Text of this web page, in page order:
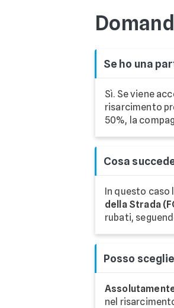
Se ho una
Sì. Se viene
risarcimento
50%, la
Cosa
In questo caso
della Strada
rubati,
Posso
nel